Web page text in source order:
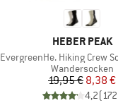
MARKE
HEBER PEAK
Artikel
EvergreenHe. Hiking Crew
Produktgruppe
Wandersocken
Preis
19,95 € 8,38 €
4,2(172